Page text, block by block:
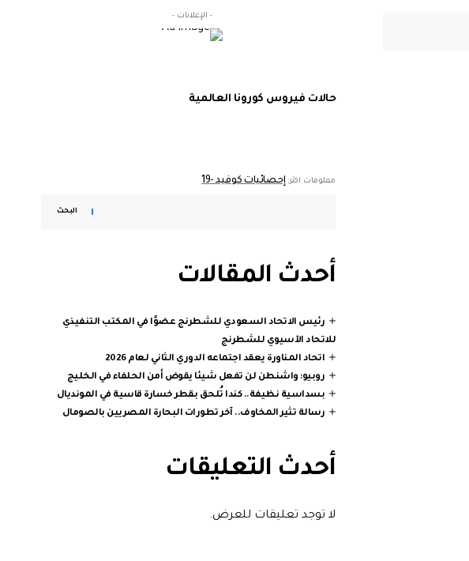
- الإعلانات -
حالات فيروس كورونا العالمية
معلومات اكثر: إحصائيات كوفيد -19
البحث
أحدث المقالات
رئيس الاتحاد السعودي للشطرنج عضوًا في المكتب التنفيذي
للاتحاد الآسيوي للشطرنج
اتحاد المناورة يعقد اجتماعه الدوري الثاني لعام 2026
روبيو: واشنطن لن تفعل شيئا يقوض أمن الحلفاء في الخليج
بسداسية نظيفة.. كندا تُلحق بقطر خسارة قاسية في المونديال
رسالة تثير المخاوف.. آخر تطورات البحارة المصريين بالصومال
أحدث التعليقات
لا توجد تعليقات للعرض.